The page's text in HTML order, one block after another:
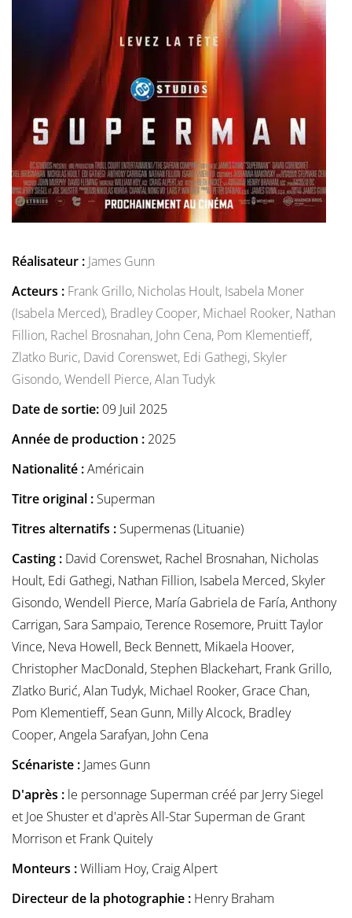
Réalisateur : James Gunn
Acteurs : Frank Grillo, Nicholas Hoult, Isabela Moner
(Isabela Merced), Bradley Cooper, Michael Rooker, Nathan
Fillion, Rachel Brosnahan, John Cena, Pom Klementieff,
Zlatko Buric, David Corenswet, Edi Gathegi, Skyler
Gisondo,Wendell Pierce,Alan Tudyk
Date de sortie: 09 Juil 2025
Année de production : 2025
Nationalité :Américain
Titre original : Superman
Titres alternatifs : Supermenas (Lituanie)
Casting : David Corenswet, Rachel Brosnahan, Nicholas
Hoult, Edi Gathegi, Nathan Fillion, Isabela Merced, Skyler
Gisondo, Wendell Pierce, María Gabriela de Faría, Anthony
Carrigan, Sara Sampaio, Terence Rosemore, Pruitt Taylor
Vince, Neva Howell, Beck Bennett, Mikaela Hoover,
Christopher MacDonald, Stephen Blackehart, Frank Grillo,
Zlatko Burić, Alan Tudyk, Michael Rooker, Grace Chan,
Pom Klementieff, Sean Gunn, Milly Alcock, Bradley
Cooper, Angela Sarafyan, John Cena
Scénariste : James Gunn
D'après : le personnage Superman créé par Jerry Siegel
et Joe Shuster et d'après All-Star Superman de Grant
Morrison et Frank Quitely
Monteurs :William Hoy, Craig Alpert
Directeur de la photographie : Henry Braham